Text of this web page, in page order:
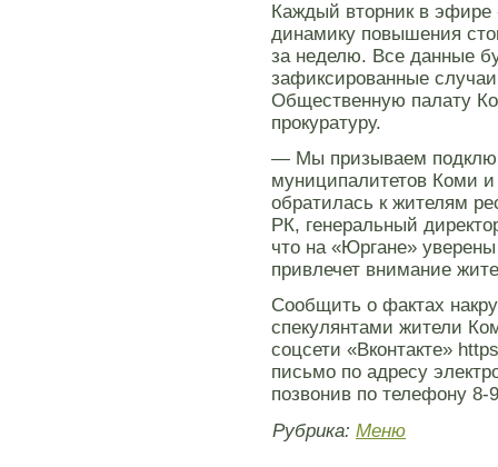
Каждый вторник в эфире
динамику повышения
за неделю. Все данные
зафиксированные
Общественную палату
прокуратуру.
— Мы призываем
муниципалитетов Коми
обратилась к жителям
РК, генеральный
что на «Юргане»
привлечет внимание
Сообщить о фактах
спекулянтами жители
соцсети «Вконтакте»
письмо по адресу
позвонив по телефону 8-
Рубрика: Меню